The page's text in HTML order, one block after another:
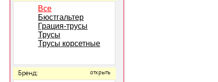
Все
Бюстгальтер
Грация-трусы
Трусы
Трусы корсетные
Бренд: открыть